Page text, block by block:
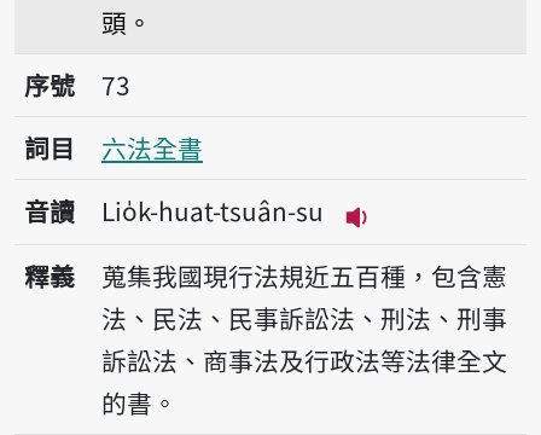
頭。
序號73六法全書
序號
73
詞目
六法全書
音讀
Lio̍k-huat-tsuân-su
播放音讀Lio̍k-
釋義
蒐集我國現行法規近五百種，包含憲
法、民法、民事訴訟法、刑法、刑事
訴訟法、商事法及行政法等法律全文
的書。